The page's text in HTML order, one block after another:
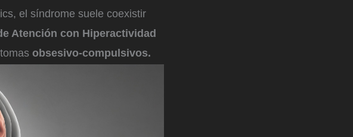
el síndrome suele coexistir
Atención con Hiperactividad
obsesivo-compulsivos.